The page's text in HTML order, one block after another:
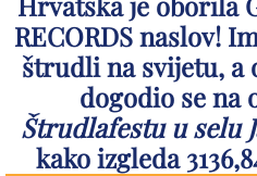
RECORDSnaslov!
štrudli na svijetu, a
dogodio se na
Štrudlafestu u selu
kako izgleda